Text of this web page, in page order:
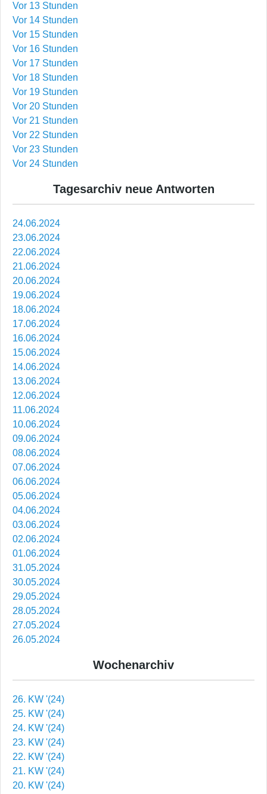
Vor 13 Stunden
Vor 14 Stunden
Vor 15 Stunden
Vor 16 Stunden
Vor 17 Stunden
Vor 18 Stunden
Vor 19 Stunden
Vor 20 Stunden
Vor 21 Stunden
Vor 22 Stunden
Vor 23 Stunden
Vor 24 Stunden
Tagesarchiv neue Antworten
24.06.2024
23.06.2024
22.06.2024
21.06.2024
20.06.2024
19.06.2024
18.06.2024
17.06.2024
16.06.2024
15.06.2024
14.06.2024
13.06.2024
12.06.2024
11.06.2024
10.06.2024
09.06.2024
08.06.2024
07.06.2024
06.06.2024
05.06.2024
04.06.2024
03.06.2024
02.06.2024
01.06.2024
31.05.2024
30.05.2024
29.05.2024
28.05.2024
27.05.2024
26.05.2024
Wochenarchiv
26. KW '(24)
25. KW '(24)
24. KW '(24)
23. KW '(24)
22. KW '(24)
21. KW '(24)
20. KW '(24)